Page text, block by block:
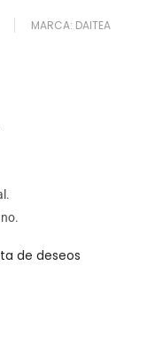
MARCA: DAITEA
de deseos